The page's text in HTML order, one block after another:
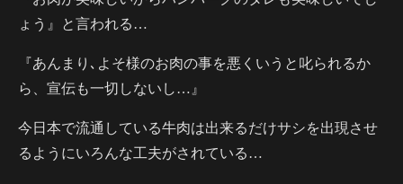
ょう』と言われる…
『あんまり､よそ様のお肉の事を悪くいうと叱られるか
ら、宣伝も一切しないし…』
今日本で流通している牛肉は出来るだけサシを出現させ
るようにいろんな工夫がされている…